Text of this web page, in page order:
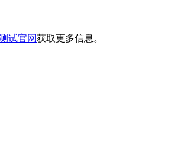
试官网获取更多信息。